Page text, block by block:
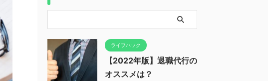
ライフハック
【2022年版】退職代行の
オススメは？